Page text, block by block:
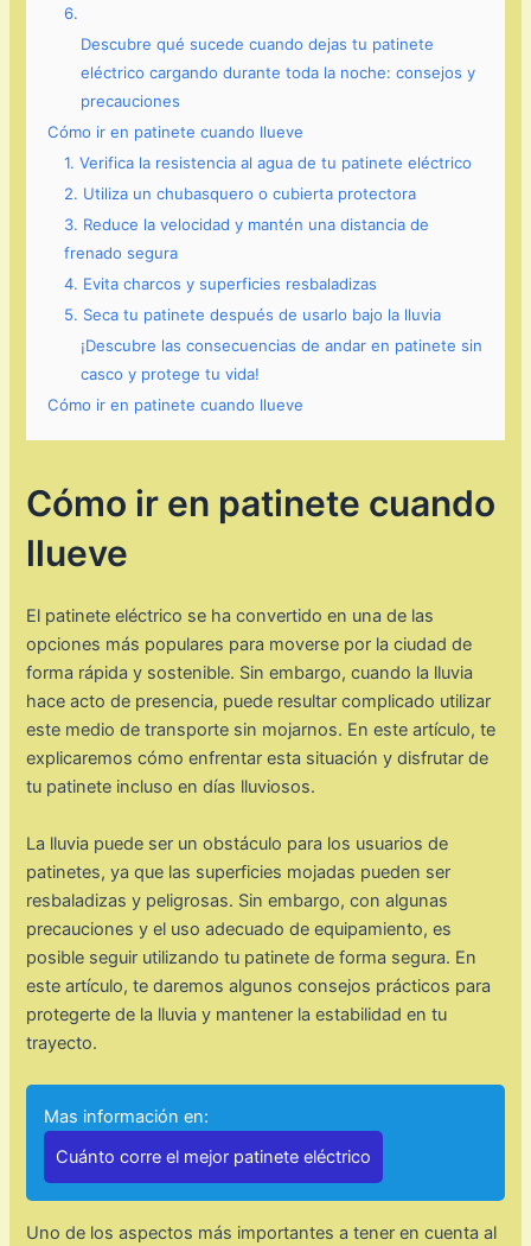
6.
Descubre qué sucede cuando dejas tu patinete
eléctrico cargando durante toda la noche: consejos y
precauciones
Cómo ir en patinete cuando llueve
1. Verifica la resistencia al agua de tu patinete eléctrico
2. Utiliza un chubasquero o cubierta protectora
3. Reduce la velocidad y mantén una distancia de
frenado segura
4. Evita charcos y superficies resbaladizas
5. Seca tu patinete después de usarlo bajo la lluvia
¡Descubre las consecuencias de andar en patinete sin
casco y protege tu vida!
Cómo ir en patinete cuando llueve
Cómo ir en patinete cuando
llueve
El patinete eléctrico se ha convertido en una de las
opciones más populares para moverse por la ciudad de
forma rápida y sostenible. Sin embargo, cuando la lluvia
hace acto de presencia, puede resultar complicado utilizar
este medio de transporte sin mojarnos. En este artículo, te
explicaremos cómo enfrentar esta situación y disfrutar de
tu patinete incluso en días lluviosos.
La lluvia puede ser un obstáculo para los usuarios de
patinetes, ya que las superficies mojadas pueden ser
resbaladizas y peligrosas. Sin embargo, con algunas
precauciones y el uso adecuado de equipamiento, es
posible seguir utilizando tu patinete de forma segura. En
este artículo, te daremos algunos consejos prácticos para
protegerte de la lluvia y mantener la estabilidad en tu
trayecto.
Mas información en:
Cuánto corre el mejor patinete eléctrico
Uno de los aspectos más importantes a tener en cuenta al